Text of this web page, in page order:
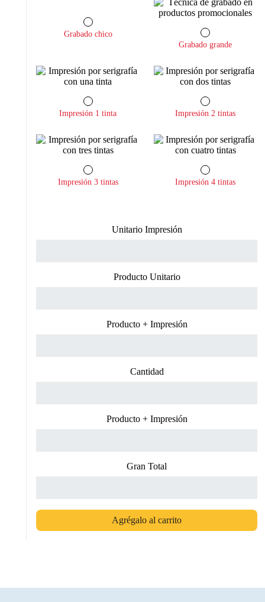
Grabado chico
Grabado grande
Impresión 1 tinta Impresión 2 tintas
Impresión 3 tintas Impresión 4 tintas
Unitario Impresión
Producto Unitario
Producto + Impresión
Cantidad
Producto + Impresión
Gran Total
Agrégalo al carrito